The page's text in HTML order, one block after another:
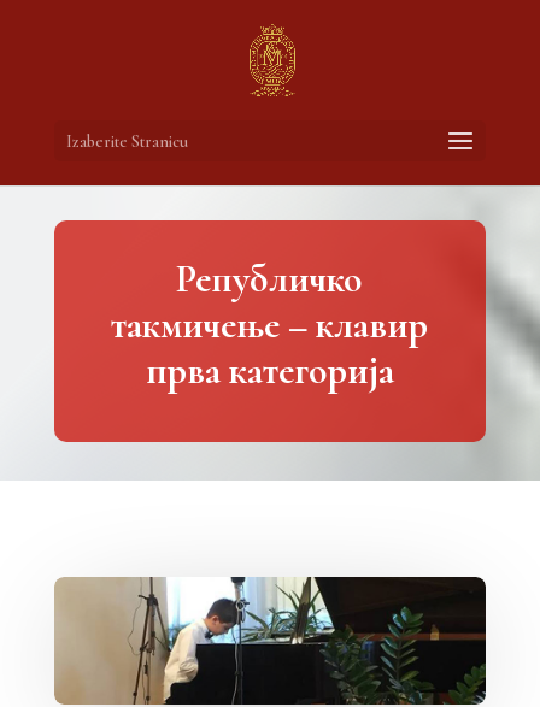
Izaberite Stranicu
Републичко
такмичење – клавир
прва категорија